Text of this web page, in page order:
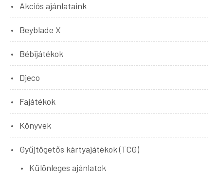
Akciós ajánlataink
Beyblade X
Bébijátékok
Djeco
Fajátékok
Könyvek
Gyűjtögetős kártyajátékok (TCG)
Különleges ajánlatok